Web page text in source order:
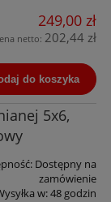
249,00 zł
netto: 202,44 zł
do koszyka
5x6,
Dostępny na
zamówienie
w:48 godzin